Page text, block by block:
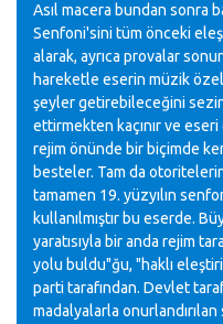
Asıl macera bundan sonra
Senfoni'sini tüm önceki
alarak, ayrıca provalar
hareketle eserin müzik
şeyler getirebileceğini
ettirmekten kaçınır ve
rejim önünde bir biçimde
besteler. Tam da
tamamen 19. yüzyılın
kullanılmıştır bu eserde.
yaratısıyla bir anda rejim
yolu buldu"ğu, "haklı
parti tarafından. Devlet
madalyalarla